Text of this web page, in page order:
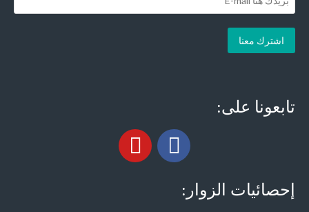
تابعونا على:
إحصائيات الزوار: